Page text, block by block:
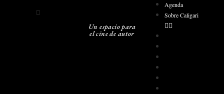
Un espacio para
el cine de autor
Agenda
Sobre Caligari